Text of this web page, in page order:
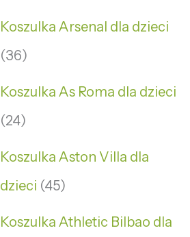
Koszulka Arsenal dla dzieci
36
Koszulka As Roma dla dzieci
24
Koszulka Aston Villa dla
dzieci 45
Koszulka Athletic Bilbao dla